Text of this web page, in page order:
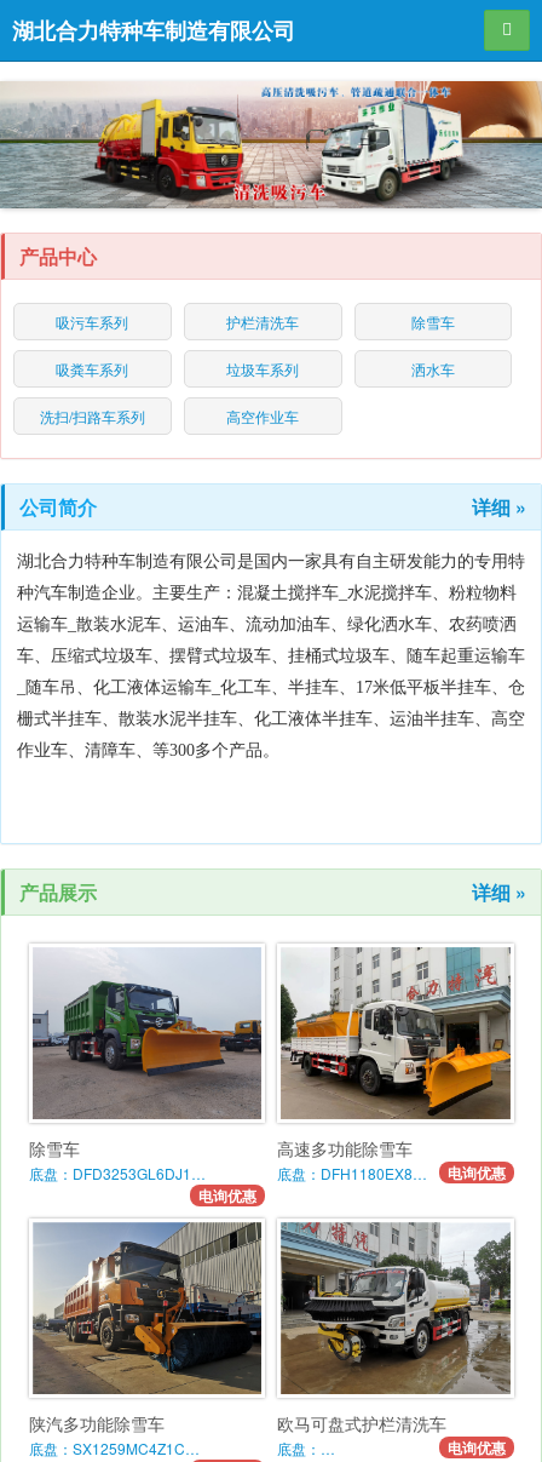
湖北合力特种车制造有限公司 导航
产品中心
吸污车系列 护栏清洗车 除雪车
吸粪车系列 垃圾车系列 洒水车
洗扫/扫路车系列 高空作业车
公司简介 详细 »
湖北合力特种车制造有限公司是国内一家具有自主研发能力的专用特
种汽车制造企业。主要生产：混凝土搅拌车_水泥搅拌车、粉粒物料
运输车_散装水泥车、运油车、流动加油车、绿化洒水车、农药喷洒
车、压缩式垃圾车、摆臂式垃圾车、挂桶式垃圾车、随车起重运输车
_随车吊、化工液体运输车_化工车、半挂车、17米低平板半挂车、仓
栅式半挂车、散装水泥半挂车、化工液体半挂车、运油半挂车、高空
作业车、清障车、等300多个产品。
产品展示 详细 »
除雪车
底盘：DFD3253GL6DJ1…
电询优惠
高速多功能除雪车
底盘：DFH1180EX8… 电询优惠
陕汽多功能除雪车
底盘：SX1259MC4Z1C…
欧马可盘式护栏清洗车
底盘：… 电询优惠